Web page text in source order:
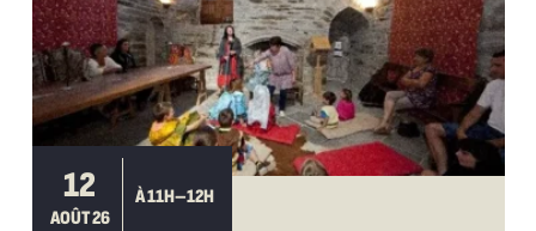
12
AOÛT 26
À 11H–12H